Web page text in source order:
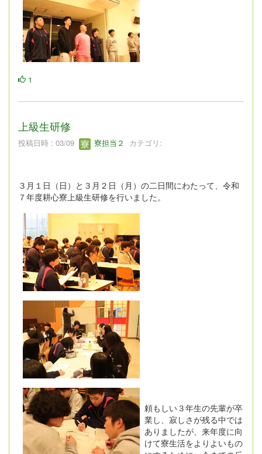
1
上級生研修
投稿日時 : 03/09 寮担当２ カテゴリ:
３月１日（日）と３月２日（月）の二日間にわたって、令和
７年度耕心寮上級生研修を行いました。
頼もしい３年生の先輩が卒
業し、寂しさが残る中では
ありましたが、来年度に向
けて寮生活をよりよいもの